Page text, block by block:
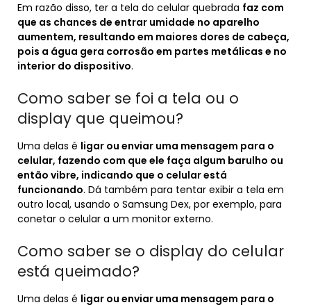
Em razão disso, ter a tela do celular quebrada faz com
que as chances de entrar umidade no aparelho
aumentem, resultando em maiores dores de cabeça,
pois a água gera corrosão em partes metálicas e no
interior do dispositivo.
Como saber se foi a tela ou o
display que queimou?
Uma delas é ligar ou enviar uma mensagem para o
celular, fazendo com que ele faça algum barulho ou
então vibre, indicando que o celular está
funcionando. Dá também para tentar exibir a tela em
outro local, usando o Samsung Dex, por exemplo, para
conetar o celular a um monitor externo.
Como saber se o display do celular
está queimado?
Uma delas é ligar ou enviar uma mensagem para o